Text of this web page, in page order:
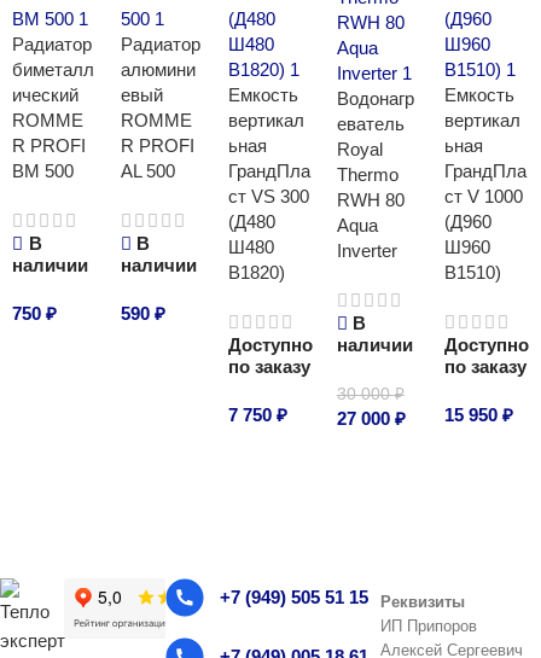
Радиатор
биметалл
ический
ROMME
R PROFI
BM 500
В
наличии
750 ₽
Радиатор
алюмини
евый
ROMME
R PROFI
AL 500
В
наличии
590 ₽
Емкость
вертикал
ьная
ГрандПла
ст VS 300
(Д480
Ш480
В1820)
Доступно
по заказу
7 750₽
Водонагр
еватель
Royal
Thermo
RWH 80
Aqua
Inverter
В
наличии
30 000₽
27 000 ₽
Емкость
вертикал
ьная
ГрандПла
ст V 1000
(Д960
Ш960
В1510)
Доступно
по заказу
15 950₽
+7 (949) 505 51 15
Реквизиты
ИП Припоров
Алексей Сергеевич